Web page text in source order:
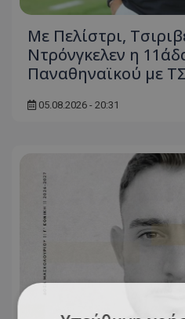
Με Πελίστρι,
Ντρόνγκελεν η
Παναθηναϊκού με
05.08.2026 - 20:31